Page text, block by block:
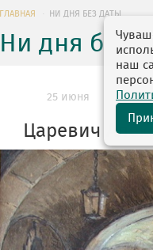
ГЛАВНАЯ НИ ДНЯ БЕЗ ДАТЫ
Ни дня без
25 июня
Царевич
наш